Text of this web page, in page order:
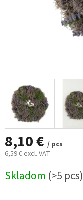
8,10 € / pcs
6,59 € excl. VAT
price:
Skladom (>5 pcs)